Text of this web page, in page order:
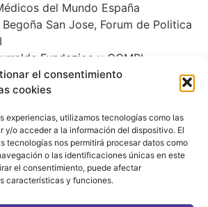
el consentimiento
cookies
experiencias, utilizamos tecnologías como las
y/o acceder a la información del dispositivo. El
tecnologías nos permitirá procesar datos como
o las identificaciones únicas en este
el consentimiento, puede afectar
características y funciones.
del Mundo España
San Jose, Forum de Politica
Fundazioa y COMPI